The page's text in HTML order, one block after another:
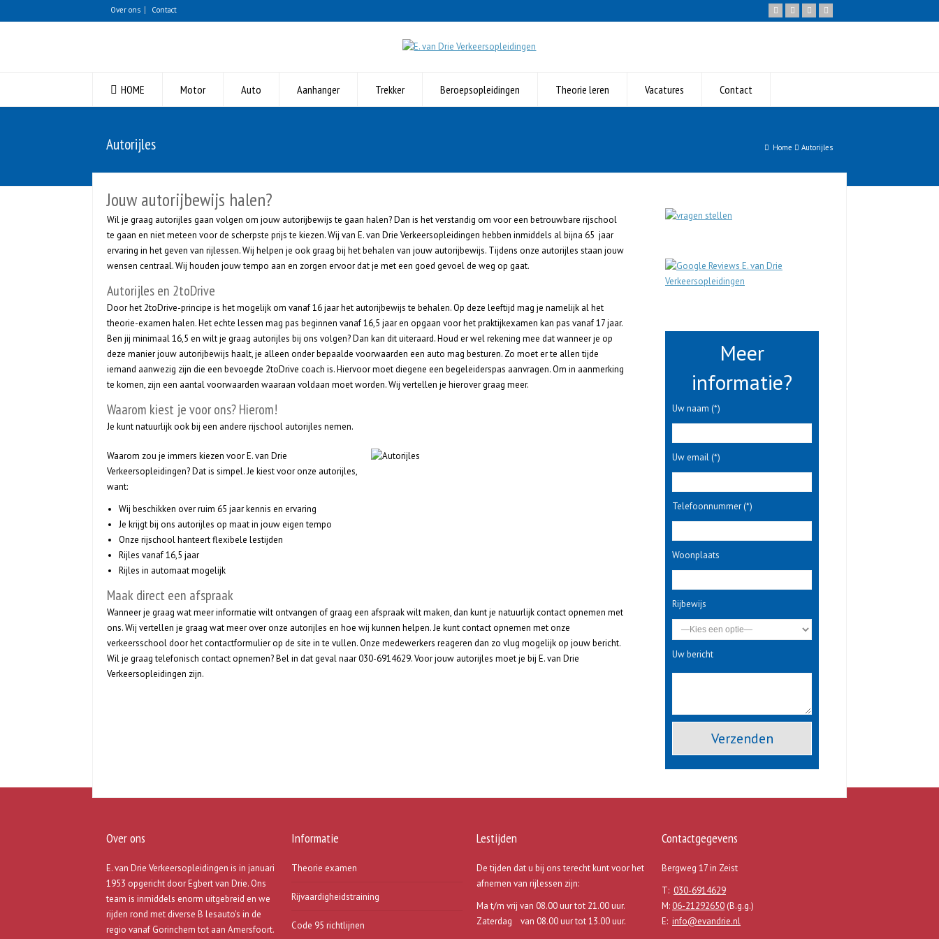
Over ons Contact
HOME Motor Auto Aanhanger Trekker Beroepsopleidingen Theorie leren Vacatures Contact
Autorijles Home Autorijles
Jouw autorijbewijs halen?
Wil je graag autorijles gaan volgen om jouw autorijbewijs te gaan halen? Dan is het verstandig om voor een betrouwbare rijschool
te gaan en niet meteen voor de scherpste prijs te kiezen. Wij van E. van Drie Verkeersopleidingen hebben inmiddels al bijna 65 jaar
ervaring in het geven van rijlessen. Wij helpen je ook graag bij het behalen van jouw autorijbewijs. Tijdens onze autorijles staan jouw
wensen centraal. Wij houden jouw tempo aan en zorgen ervoor dat je met een goed gevoel de weg op gaat.
Autorijles en 2toDrive
Door het 2toDrive-principe is het mogelijk om vanaf 16 jaar het autorijbewijs te behalen. Op deze leeftijd mag je namelijk al het
theorie-examen halen. Het echte lessen mag pas beginnen vanaf 16,5 jaar en opgaan voor het praktijkexamen kan pas vanaf 17 jaar.
Ben jij minimaal 16,5 en wilt je graag autorijles bij ons volgen? Dan kan dit uiteraard. Houd er wel rekening mee dat wanneer je op
deze manier jouw autorijbewijs haalt, je alleen onder bepaalde voorwaarden een auto mag besturen. Zo moet er te allen tijde
iemand aanwezig zijn die een bevoegde 2toDrive coach is. Hiervoor moet diegene een begeleiderspas aanvragen. Om in aanmerking
te komen, zijn een aantal voorwaarden waaraan voldaan moet worden. Wij vertellen je hierover graag meer.
Waarom kiest je voor ons? Hierom!
Je kunt natuurlijk ook bij een andere rijschool autorijles nemen.
Waarom zou je immers kiezen voor E. van Drie
Verkeersopleidingen? Dat is simpel. Je kiest voor onze autorijles,
want:
Wij beschikken over ruim 65 jaar kennis en ervaring
Je krijgt bij ons autorijles op maat in jouw eigen tempo
Onze rijschool hanteert flexibele lestijden
Rijles vanaf 16,5 jaar
Rijles in automaat mogelijk
Maak direct een afspraak
Wanneer je graag wat meer informatie wilt ontvangen of graag een afspraak wilt maken, dan kunt je natuurlijk contact opnemen met
ons. Wij vertellen je graag wat meer over onze autorijles en hoe wij kunnen helpen. Je kunt contact opnemen met onze
verkeersschool door het contactformulier op de site in te vullen. Onze medewerkers reageren dan zo vlug mogelijk op jouw bericht.
Wil je graag telefonisch contact opnemen? Bel in dat geval naar 030-6914629. Voor jouw autorijles moet je bij E. van Drie
Verkeersopleidingen zijn.
Meer
informatie?
Uw naam (*)
Uw email (*)
Telefoonnummer (*)
Woonplaats
Rijbewijs
Uw bericht
Over ons
E. van Drie Verkeersopleidingen is in januari
1953 opgericht door Egbert van Drie. Ons
team is inmiddels enorm uitgebreid en we
rijden rond met diverse B lesauto's in de
regio vanaf Gorinchem tot aan Amersfoort.
Informatie
Theorie examen
Rijvaardigheidstraining
Code 95 richtlijnen
Lestijden
De tijden dat u bij ons terecht kunt voor het
afnemen van rijlessen zijn:
Ma t/m vrij van 08.00 uur tot 21.00 uur.
Zaterdag van 08.00 uur tot 13.00 uur.
Contactgegevens
Bergweg 17 in Zeist
T: 030-6914629
M: 06-21292650 (B.g.g.)
E: info@evandrie.nl